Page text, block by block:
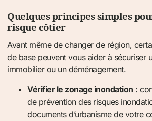
Quelques principes simples
risque côtier
Avant même de changer de région,
de base peuvent vous aider à sécuriser
immobilier ou un déménagement.
Vérifier le zonage inondation :
de prévention des risques
documents d’urbanisme de votre